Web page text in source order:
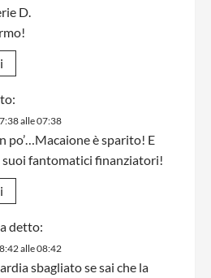
D.
alle 07:38
po’…Macaione è sparito! E
fantomatici finanziatori!
detto:
alle 08:42
sbagliato se sai che la